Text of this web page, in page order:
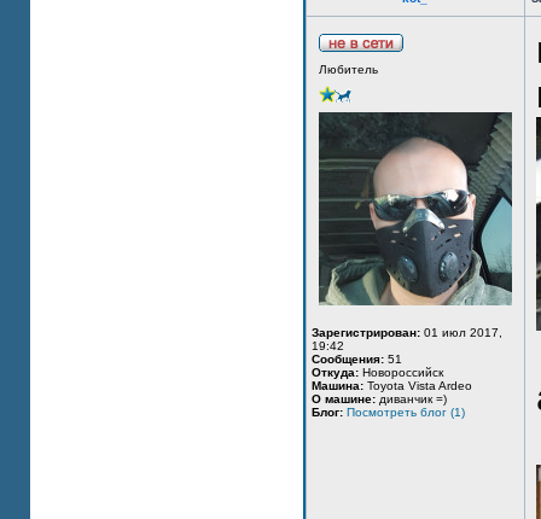
Любитель
Зарегистрирован: 01 июл 2017,
19:42
Сообщения: 51
Откуда: Новороссийск
Машина: Toyota Vista Ardeo
О машине: диванчик =)
Блог: Посмотреть блог (1)